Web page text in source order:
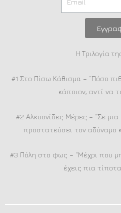
Η Τριλογία
#1 Στο Πίσω Κάθισμα – “Πόσο
κάποιον, αντί να
#2 Αλκυονίδες Μέρες – “Σε
προστατεύσει τον αδύναμο
#3 Πόλη στο φως – “Μέχρι που
έχεις πια